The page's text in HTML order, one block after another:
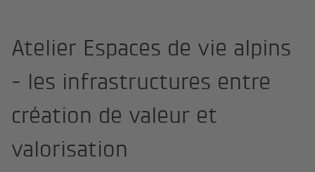
Atelier Espaces de vie alpins
- les infrastructures entre
création de valeur et
valorisation